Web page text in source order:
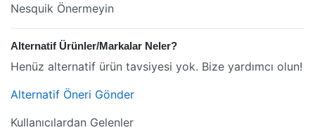
Nesquik Önermeyin
Alternatif Ürünler/Markalar Neler?
Henüz alternatif ürün tavsiyesi yok. Bize yardımcı olun!
Alternatif Öneri Gönder
Kullanıcılardan Gelenler